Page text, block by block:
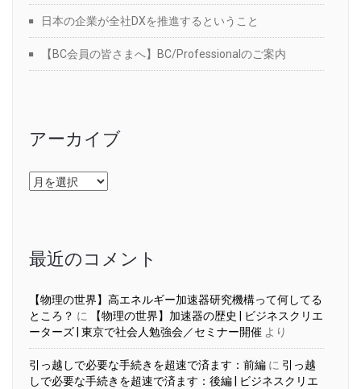
日本の企業が全社DXを推進するということ
【BC会員の皆さまへ】BC/Professionalのご案内
アーカイブ
ア
ー
最近のコメント
【物理の世界】高エネルギー加速器研究機構って何してる
ところ？ に
【物理の世界】加速器の歴史 | ビジネスクリエ
ーターズ | 東京で社会人勉強会／セミナー開催 より
引っ越しで必要な手続きを超速で済ます：前編 に 引っ越
しで必要な手続きを超速で済ます：後編 | ビジネスクリエ